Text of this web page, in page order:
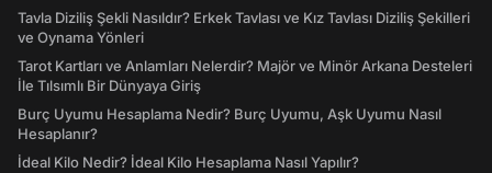
Tavla Diziliş Şekli Nasıldır? Erkek Tavlası ve Kız Tavlası Diziliş Şekilleri
ve Oynama Yönleri
Tarot Kartları ve Anlamları Nelerdir? Majör ve Minör Arkana Desteleri
İle Tılsımlı Bir Dünyaya Giriş
Burç Uyumu Hesaplama Nedir? Burç Uyumu, Aşk Uyumu Nasıl
Hesaplanır?
İdeal Kilo Nedir? İdeal Kilo Hesaplama Nasıl Yapılır?